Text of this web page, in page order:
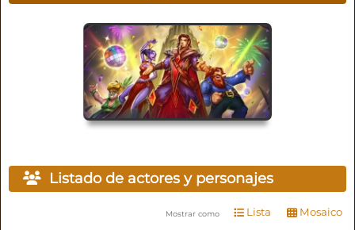
Listado de actores y personajes
Mostrar como Lista Mosaico